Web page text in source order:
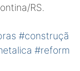
RS.
#construçã
#reform